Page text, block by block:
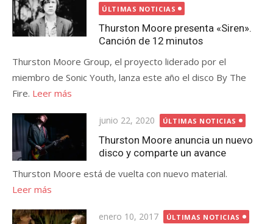
el
ÚLTIMAS NOTICIAS
Thurston Moore presenta «Siren».
Canción de 12 minutos
Thurston Moore Group, el proyecto liderado por el
miembro de Sonic Youth, lanza este año el disco By The
Fire. Leer más
Publicada
el
junio 22, 2020 ÚLTIMAS NOTICIAS
Thurston Moore anuncia un nuevo
disco y comparte un avance
Thurston Moore está de vuelta con nuevo material.
Leer más
Publicada
enero 10, 2017 ÚLTIMAS NOTICIAS